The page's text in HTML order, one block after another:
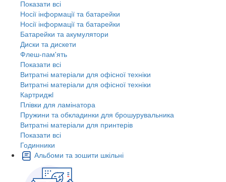
Показати всі
Носії інформації та батарейки
Носії інформації та батарейки
Батарейки та акумулятори
Диски та дискети
Флеш-пам'ять
Показати всі
Витратні матеріали для офісної техніки
Витратні матеріали для офісної техніки
Картриджi
Плівки для ламінатора
Пружини та обкладинки для брошурувальника
Витратні матеріали для принтерів
Показати всі
Годинники
Альбоми та зошити шкільні